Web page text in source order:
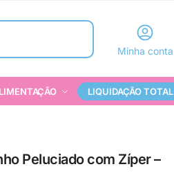
Pesquisar
Minha conta
LIQUIDAÇÃO TOTAL
Peluciado com Zíper –